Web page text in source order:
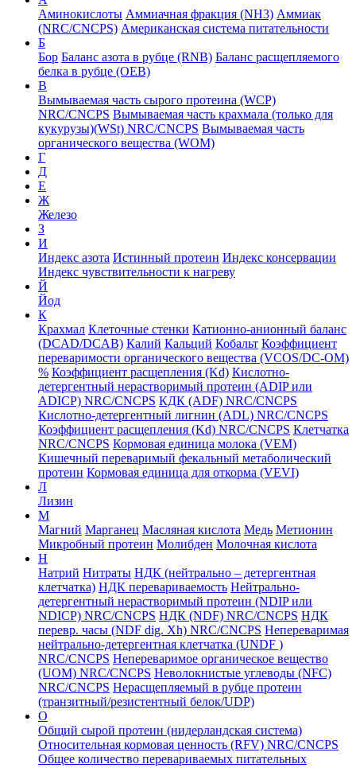
Аминокислоты Аммиачная фракция (NH3) Аммиак
(NRC/CNCPS) Американская система питательности
Б
Бор Баланс азота в рубце (RNB) Баланс расщепляемого
белка в рубце (ОЕВ)
В
Вымываемая часть сырого протеина (WCP)
NRC/CNCPS Вымываемая часть крахмала (только для
кукурузы)(WSt) NRC/CNCPS Вымываемая часть
органического вещества (WOM)
Г
Д
Е
Ж
Железо
З
И
Индекс азота Истинный протеин Индекс консервации
Индекс чувствительности к нагреву
Й
Йод
К
Крахмал Клеточные стенки Катионно-анионный баланс
(DCAD/DCAB) Калий Кальций Кобальт Коэффициент
переваримости органического вещества (VCOS/DC-OM)
% Коэффициент расщепления (Kd) Кислотно-
детергентный нерастворимый протеин (ADIP или
ADICP) NRC/CNCPS КДК (ADF) NRC/CNCPS
Кислотно-детергентный лигнин (ADL) NRC/CNCPS
Коэффициент расщепления (Kd) NRC/CNCPS Клетчатка
NRC/CNCPS Кормовая единица молока (VEM)
Кишечный переваримый фекальный метаболический
протеин Кормовая единица для откорма (VEVI)
Л
Лизин
М
Магний Марганец Масляная кислота Медь Метионин
Микробный протеин Молибден Молочная кислота
Н
Натрий Нитраты НДК (нейтрально – детергентная
клетчатка) НДК перевариваемость Нейтрально-
детергентный нерастворимый протеин (NDIP или
NDICP) NRC/CNCPS НДК (NDF) NRC/CNCPS НДК
перевр. часы (NDF dig. Xh) NRC/CNCPS Непереваримая
нейтрально-детергентная клетчатка (UNDF )
NRC/CNCPS Непереваримое органическое вещество
(UOM) NRC/CNCPS Неволокнистые углеводы (NFC)
NRC/CNCPS Нерасщепляемый в рубце протеин
(транзитный/резистентный белок/UDP)
О
Общий сырой протеин (нидерландская система)
Относительная кормовая ценность (RFV) NRC/CNCPS
Общее количество перевариваемых питательных